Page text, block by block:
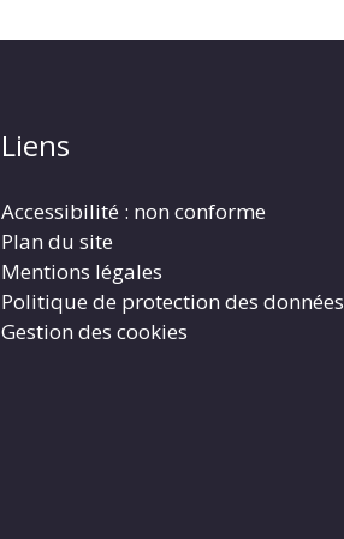
Liens
Accessibilité : non conforme
Plan du site
Mentions légales
Politique de protection des données
Gestion des cookies